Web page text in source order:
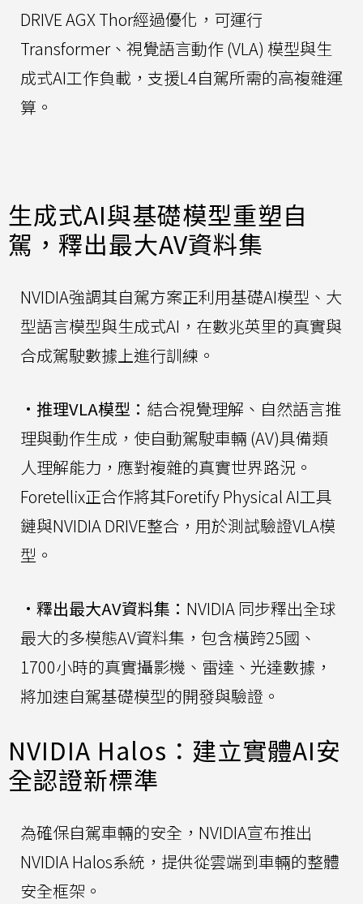
DRIVE AGX Thor經過優化，可運行
Transformer、視覺語言動作 (VLA) 模型與生
成式AI工作負載，支援L4自駕所需的高複雜運
算。
生成式AI與基礎模型重塑自
駕，釋出最大AV資料集
NVIDIA強調其自駕方案正利用基礎AI模型、大
型語言模型與生成式AI，在數兆英里的真實與
合成駕駛數據上進行訓練。
• 推理VLA模型： 結合視覺理解、自然語言推
理與動作生成，使自動駕駛車輛 (AV)具備類
人理解能力，應對複雜的真實世界路況。
Foretellix正合作將其Foretify Physical AI工具
鏈與NVIDIA DRIVE整合，用於測試驗證VLA模
型。
• 釋出最大AV資料集： NVIDIA 同步釋出全球
最大的多模態AV資料集，包含橫跨25國、
1700小時的真實攝影機、雷達、光達數據，
將加速自駕基礎模型的開發與驗證。
NVIDIA Halos：建立實體AI安
全認證新標準
為確保自駕車輛的安全，NVIDIA宣布推出
NVIDIA Halos系統，提供從雲端到車輛的整體
安全框架。